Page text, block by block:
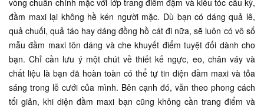
vòng chuẩn chỉnh mặc với lớp trang điểm đậm và kiểu tóc cầu kỳ,
đầm maxi lại không hề kén người mặc. Dù bạn có dáng quả lê,
quả chuối, quả táo hay dáng đồng hồ cát đi nữa, sẽ luôn có vô số
mẫu đầm maxi tôn dáng và che khuyết điểm tuyệt đối dành cho
bạn. Chỉ cần lưu ý một chút về thiết kế ngực, eo, chân váy và
chất liệu là bạn đã hoàn toàn có thể tự tin diện đầm maxi và tỏa
sáng trong lễ cưới của mình. Bên cạnh đó, vẫn theo phong cách
tối giản, khi diện đầm maxi bạn cũng không cần trang điểm và